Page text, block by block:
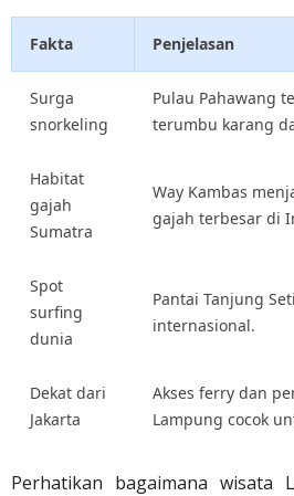
Fakta Penjelasan
Surga
snorkeling
Pulau Pahawang
terumbu karang
Habitat
gajah
Sumatra
Way Kambas
gajah terbesar di
Spot
surfing
dunia
Pantai Tanjung
internasional.
Dekat dari
Jakarta
Akses ferry dan
Lampung cocok
Perhatikan bagaimana wisata